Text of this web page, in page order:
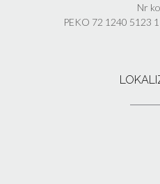
Nr
PEKO 72 1240 5123